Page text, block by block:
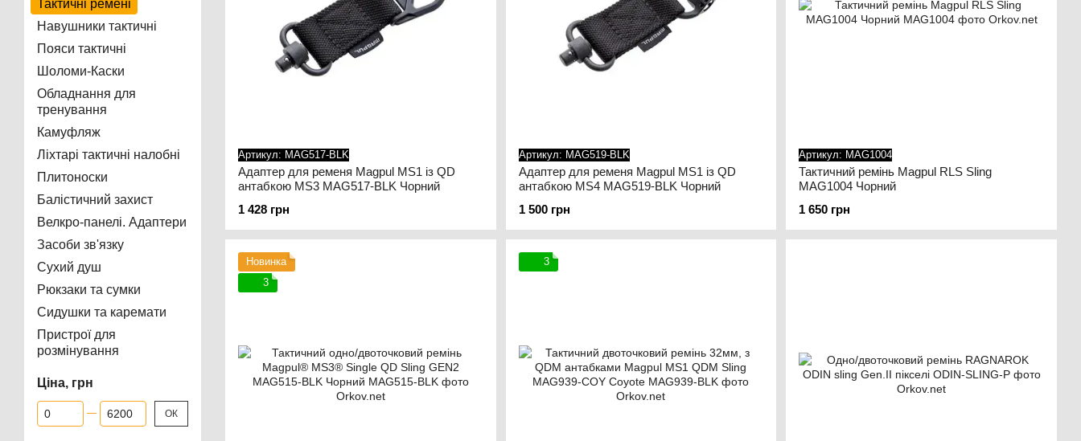
Артикул: MAG517-BLK
Адаптер для ременя Magpul MS1 із QD
антабкою MS3 MAG517-BLK Чорний
1 428 грн
Артикул: MAG519-BLK
Адаптер для ременя Magpul MS1 із QD
антабкою MS4 MAG519-BLK Чорний
1 500 грн
Артикул: MAG1004
Тактичний ремінь Magpul RLS Sling
MAG1004 Чорний
1 650 грн
Новинка
3
3
Тактичні ремені
Навушники тактичні
Пояси тактичні
Шоломи-Каски
Обладнання для
тренування
Камуфляж
Ліхтарі тактичні налобні
Плитоноски
Балістичний захист
Велкро-панелі. Адаптери
Засоби зв'язку
Сухий душ
Рюкзаки та сумки
Сидушки та каремати
Пристрої для
розмінування
Ціна, грн
Від Ціна, грн
До Ціна, грн ОК